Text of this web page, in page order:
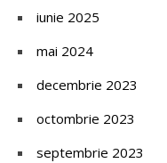
iunie 2025
mai 2024
decembrie 2023
octombrie 2023
septembrie 2023